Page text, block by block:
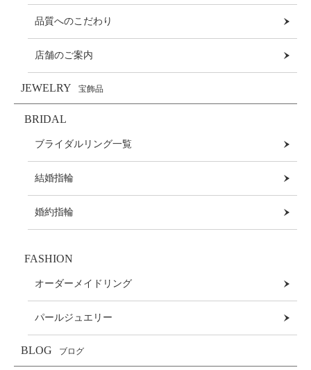
品質へのこだわり
店舗のご案内
JEWELRY 宝飾品
BRIDAL
ブライダルリング一覧
結婚指輪
婚約指輪
FASHION
オーダーメイドリング
パールジュエリー
BLOG ブログ